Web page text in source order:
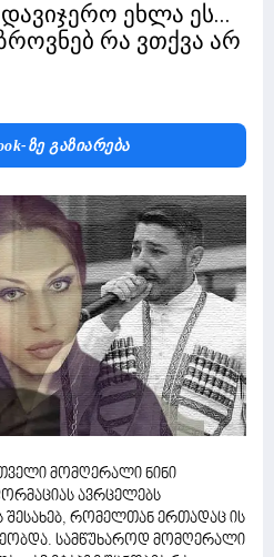
ეხლა ეს...
რა ვთქვა არ
Ზე Გაზიარება
მომღერალი ნინი
ავრცელებს
შესახებ, რომელთან ერთადაც ის
სამწუხაროდ მომღერალი